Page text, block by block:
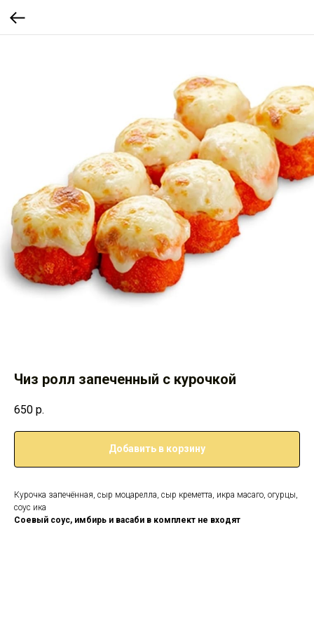
Чиз ролл запеченный с курочкой
650 р.
Добавить в корзину
Курочка запечённая, сыр моцарелла, сыр креметта, икра масаго, огурцы,
соус ика
Соевый соус, имбирь и васаби в комплект не входят